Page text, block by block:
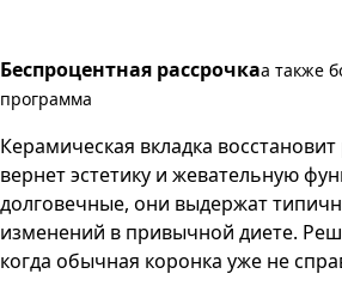
Беспроцентная рассрочкаа также
программа
Керамическая вкладка
вернет эстетику и жевательную
долговечные, они выдержат
изменений в привычной диете.
когда обычная коронка уже не